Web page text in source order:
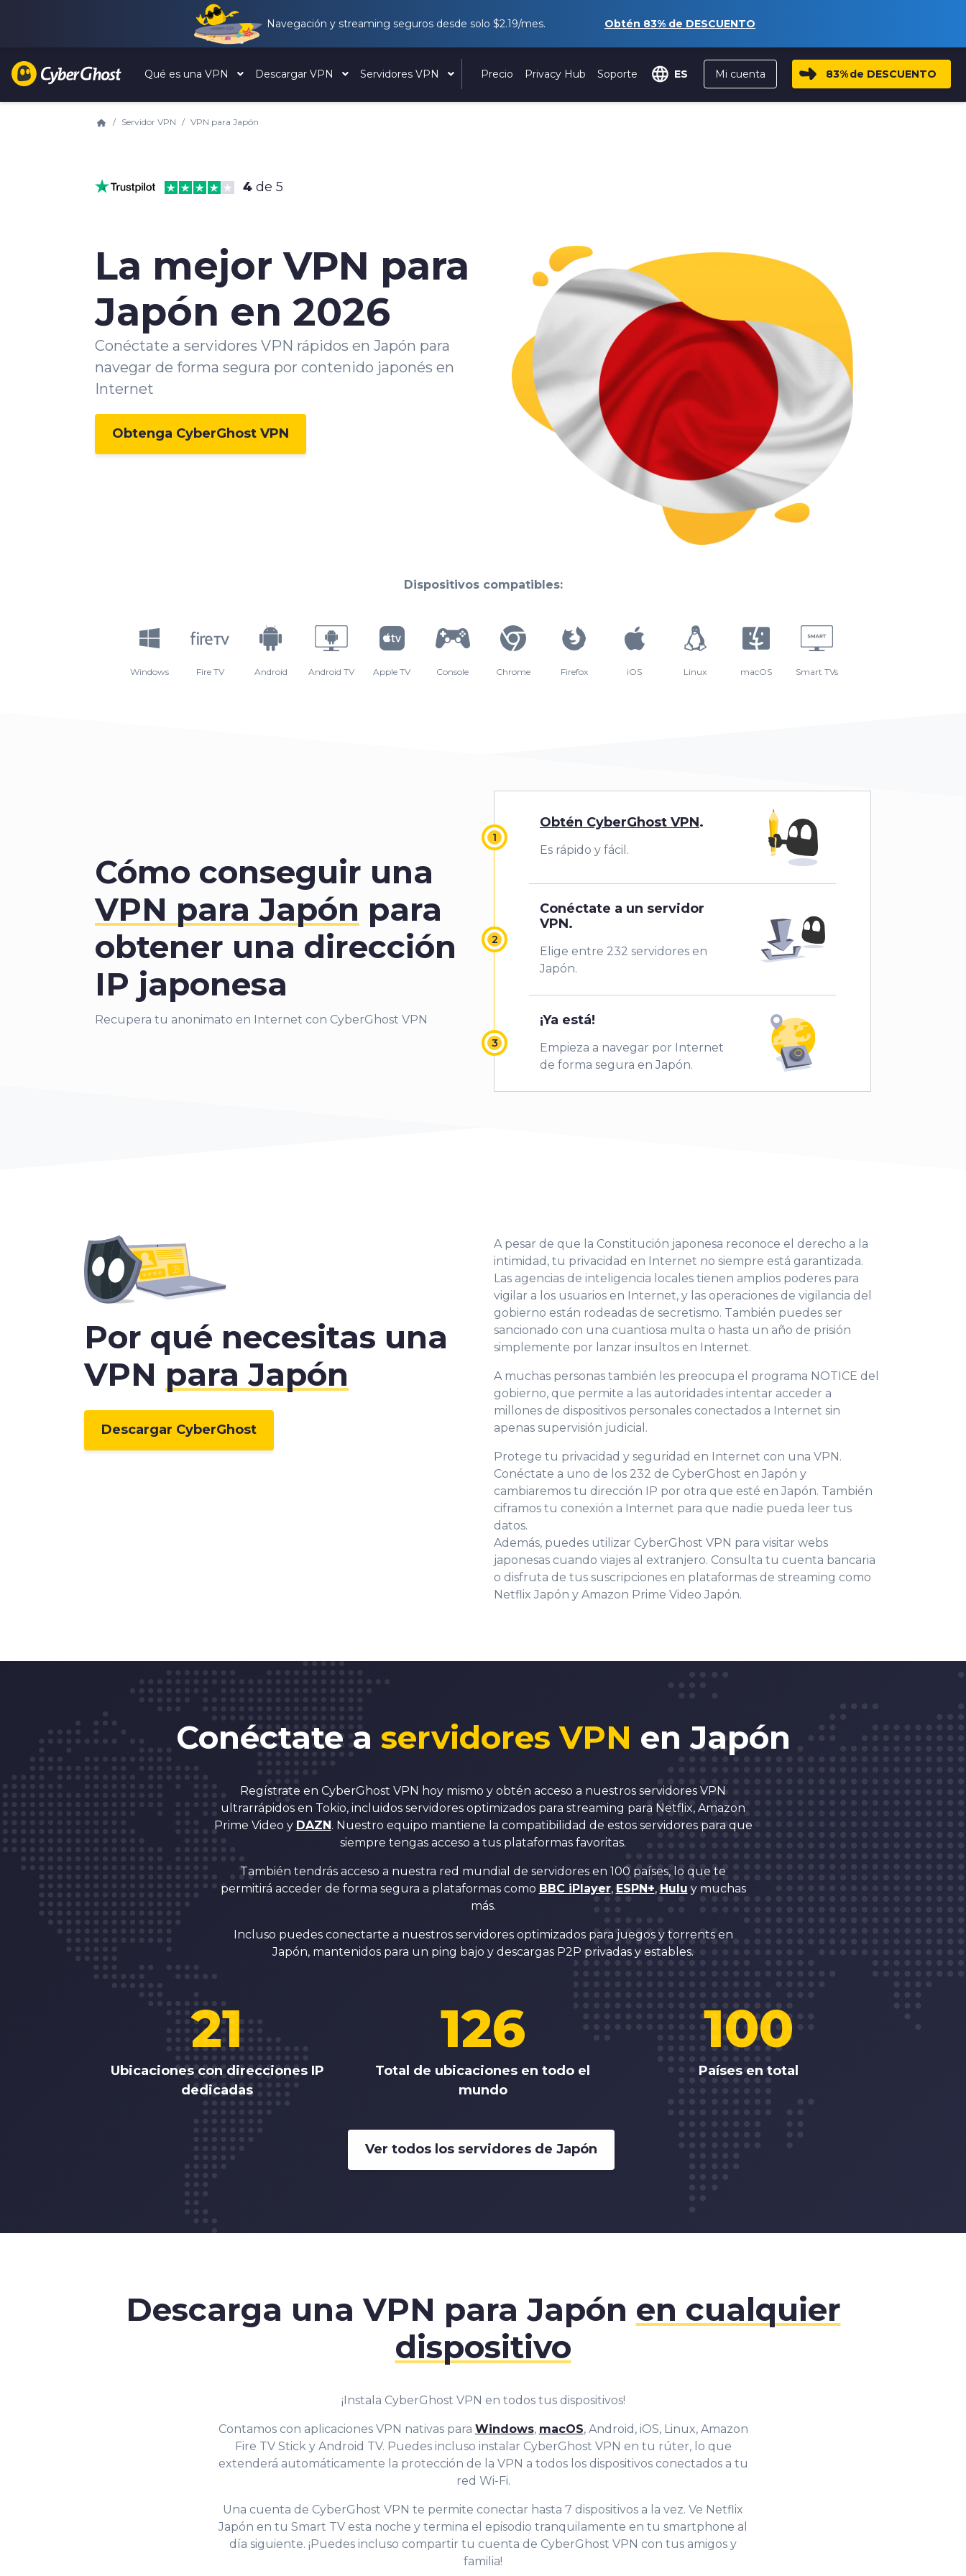
Navegación y streaming seguros desde solo $2.19/mes. Obtén 83% de DESCUENTO
Qué es una VPN Descargar VPN Servidores VPN Precio Privacy Hub Soporte ES Mi cuenta 83%de DESCUENTO
Servidor VPN VPN para Japón
4 de 5
La mejor VPN para
Japón en 2026
Conéctate a servidores VPN rápidos en Japón para
navegar de forma segura por contenido japonés en
Internet
Obtenga CyberGhost VPN
Dispositivos compatibles:
Windows Fire TV Android Android TV Apple TV Console Chrome Firefox iOS Linux macOS Smart TVs
Cómo conseguir una
VPN para Japón para
obtener una dirección
IP japonesa
Recupera tu anonimato en Internet con CyberGhost VPN
Obtén CyberGhost VPN.
Es rápido y fácil.
Conéctate a un servidor
VPN.
Elige entre 232 servidores en
Japón.
¡Ya está!
Empieza a navegar por Internet
de forma segura en Japón.
Por qué necesitas una
VPN para Japón
Descargar CyberGhost
A pesar de que la Constitución japonesa reconoce el derecho a la
intimidad, tu privacidad en Internet no siempre está garantizada.
Las agencias de inteligencia locales tienen amplios poderes para
vigilar a los usuarios en Internet, y las operaciones de vigilancia del
gobierno están rodeadas de secretismo. También puedes ser
sancionado con una cuantiosa multa o hasta un año de prisión
simplemente por lanzar insultos en Internet.
A muchas personas también les preocupa el programa NOTICE del
gobierno, que permite a las autoridades intentar acceder a
millones de dispositivos personales conectados a Internet sin
apenas supervisión judicial.
Protege tu privacidad y seguridad en Internet con una VPN.
Conéctate a uno de los 232 de CyberGhost en Japón y
cambiaremos tu dirección IP por otra que esté en Japón. También
ciframos tu conexión a Internet para que nadie pueda leer tus
datos.
Además, puedes utilizar CyberGhost VPN para visitar webs
japonesas cuando viajes al extranjero. Consulta tu cuenta bancaria
o disfruta de tus suscripciones en plataformas de streaming como
Netflix Japón y Amazon Prime Video Japón.
Conéctate a servidores VPN en Japón
Regístrate en CyberGhost VPN hoy mismo y obtén acceso a nuestros servidores VPN
ultrarrápidos en Tokio, incluidos servidores optimizados para streaming para Netflix, Amazon
Prime Video y DAZN. Nuestro equipo mantiene la compatibilidad de estos servidores para que
siempre tengas acceso a tus plataformas favoritas.
También tendrás acceso a nuestra red mundial de servidores en 100 países, lo que te
permitirá acceder de forma segura a plataformas como BBC iPlayer, ESPN+, Hulu y muchas
más.
Incluso puedes conectarte a nuestros servidores optimizados para juegos y torrents en
Japón, mantenidos para un ping bajo y descargas P2P privadas y estables.
Ubicaciones con direcciones IP
dedicadas
21
Total de ubicaciones en todo el
mundo
126
Países en total
100
Ver todos los servidores de Japón
Descarga una VPN para Japón en cualquier
dispositivo
¡Instala CyberGhost VPN en todos tus dispositivos!
Contamos con aplicaciones VPN nativas para Windows, macOS, Android, iOS, Linux, Amazon
Fire TV Stick y Android TV. Puedes incluso instalar CyberGhost VPN en tu rúter, lo que
extenderá automáticamente la protección de la VPN a todos los dispositivos conectados a tu
red Wi-Fi.
Una cuenta de CyberGhost VPN te permite conectar hasta 7 dispositivos a la vez. Ve Netflix
Japón en tu Smart TV esta noche y termina el episodio tranquilamente en tu smartphone al
día siguiente. ¡Puedes incluso compartir tu cuenta de CyberGhost VPN con tus amigos y
familia!